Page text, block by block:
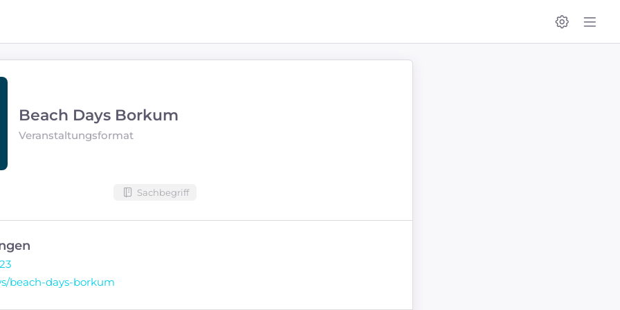
Beach Days Borkum
Veranstaltungsformat
Sachbegriff
beach-days-borkum